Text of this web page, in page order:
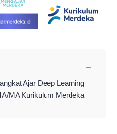
−
Ajar Deep Learning
MA Kurikulum Merdeka